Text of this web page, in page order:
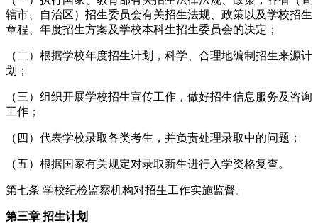
辖市、自治区）招生委员会有关招生法规、政策以及学校招生
章程、年度招生方案及学校本科生招生委员会的决定；
（二）根据学校年度招生计划，科学、合理地编制招生来源计
划；
（三）组织开展学校招生宣传工作，做好招生信息服务及咨询
工作；
（四）代表学校录取各类考生，并负责处理录取中的问题；
（五）根据国家有关规定对录取新生进行入学资格复查。
第七条 学校纪检监察机构对招生工作实施监督。
第三章 招生计划